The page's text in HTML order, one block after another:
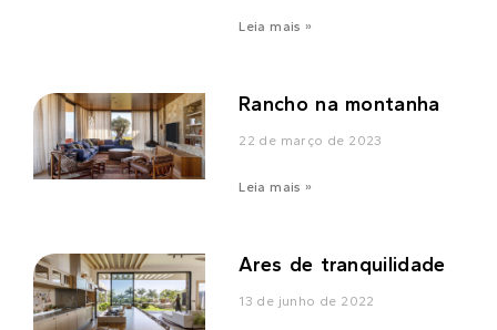
Leia mais »
Rancho na montanha
22 de março de 2023
Leia mais »
Ares de tranquilidade
13 de junho de 2022